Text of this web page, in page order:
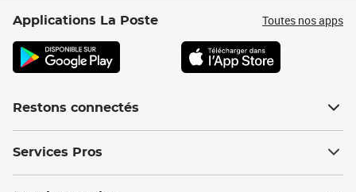
Applications La Poste Toutes nos apps
Restons connectés
Services Pros